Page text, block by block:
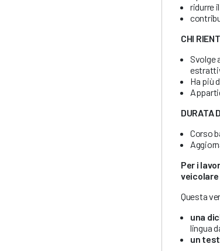
ridurre
CHI
Svolge
Ha più
DURATA
Corso
Per i
Questa
una
lingua
un